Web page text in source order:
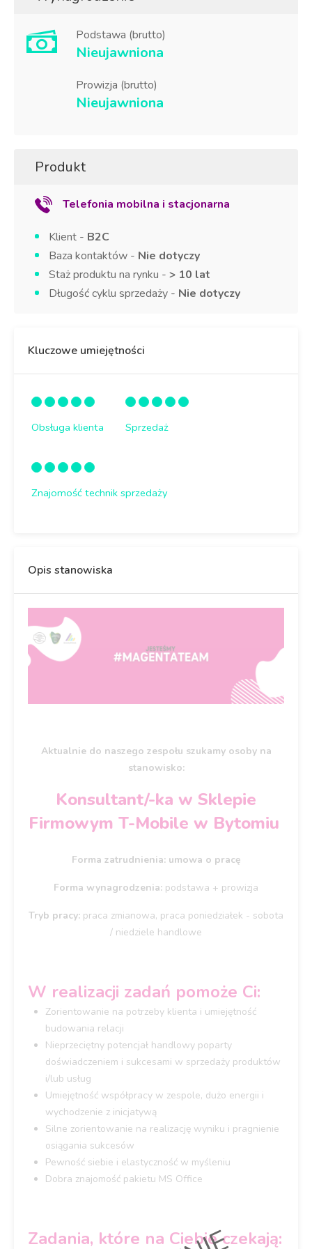
Podstawa (brutto)
Nieujawniona
Prowizja (brutto)
Nieujawniona
Produkt
Telefonia mobilna i stacjonarna
Klient - B2C
Baza kontaktów - Nie dotyczy
Staż produktu na rynku - > 10 lat
Długość cyklu sprzedaży - Nie dotyczy
Kluczowe umiejętności
Obsługa klienta Sprzedaż
Znajomość technik sprzedaży
Opis stanowiska
Aktualnie do naszego zespołu szukamy osoby na
stanowisko:
Konsultant/-ka w Sklepie
Firmowym T-Mobile w Bytomiu
Forma zatrudnienia: umowa o pracę
Forma wynagrodzenia: podstawa + prowizja​
Tryb pracy: praca zmianowa, praca poniedziałek - sobota
/ niedziele handlowe
W realizacji zadań pomoże Ci:
Zorientowanie na potrzeby klienta i umiejętność
budowania relacji
Nieprzeciętny potencjał handlowy poparty
doświadczeniem i sukcesami w sprzedaży produktów
i/lub usług
Umiejętność współpracy w zespole, dużo energii i
wychodzenie z inicjatywą
Silne zorientowanie na realizację wyniku i pragnienie
osiągania sukcesów
Pewność siebie i elastyczność w myśleniu
Dobra znajomość pakietu MS Office
Zadania, które na Ciebie czekają: